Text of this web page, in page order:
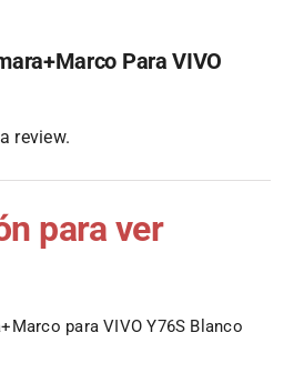
Para VIVO
review.
para ver
para VIVO Y76S Blanco